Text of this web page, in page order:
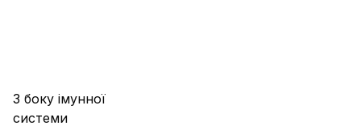
З боку імунної
системи